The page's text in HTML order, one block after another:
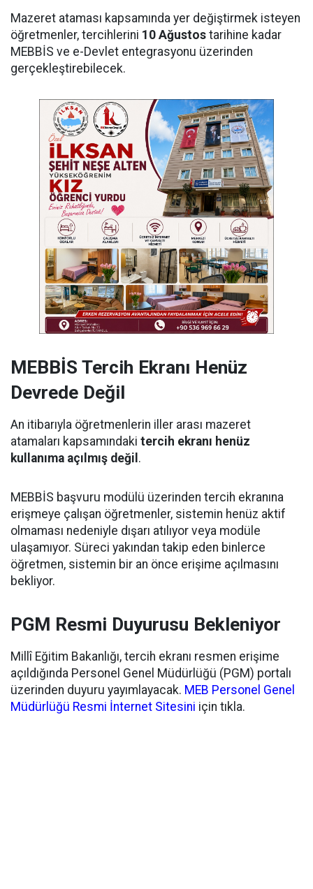
Mazeret ataması kapsamında yer değiştirmek isteyen
öğretmenler, tercihlerini 10 Ağustos tarihine kadar
MEBBİS ve e-Devlet entegrasyonu üzerinden
gerçekleştirebilecek.
MEBBİS Tercih Ekranı Henüz
Devrede Değil
An itibarıyla öğretmenlerin iller arası mazeret
atamaları kapsamındaki tercih ekranı henüz
kullanıma açılmış değil .
MEBBİS başvuru modülü üzerinden tercih ekranına
erişmeye çalışan öğretmenler, sistemin henüz aktif
olmaması nedeniyle dışarı atılıyor veya modüle
ulaşamıyor. Süreci yakından takip eden binlerce
öğretmen, sistemin bir an önce erişime açılmasını
bekliyor.
PGM Resmi Duyurusu Bekleniyor
Millî Eğitim Bakanlığı, tercih ekranı resmen erişime
açıldığında Personel Genel Müdürlüğü (PGM) portalı
üzerinden duyuru yayımlayacak. MEB Personel Genel
Müdürlüğü Resmi İnternet Sitesini için tıkla.